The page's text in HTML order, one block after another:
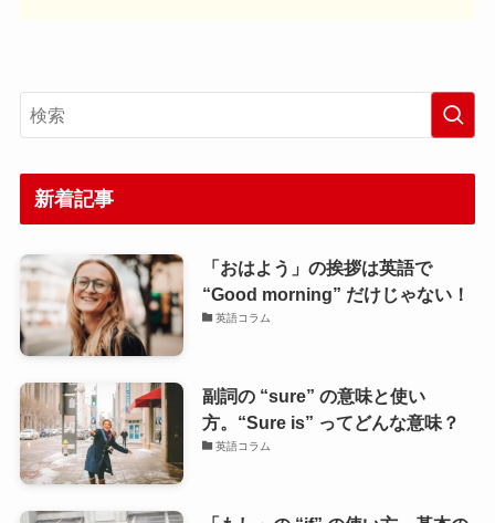
新着記事
「おはよう」の挨拶は英語で
“Good morning” だけじゃない！
英語コラム
副詞の “sure” の意味と使い
方。“Sure is” ってどんな意味？
英語コラム